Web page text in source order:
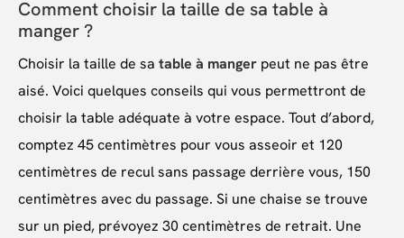
Comment choisir la taille de sa table à
manger ?
Choisir la taille de sa table à manger peut ne pas être
aisé. Voici quelques conseils qui vous permettront de
choisir la table adéquate à votre espace. Tout d’abord,
comptez 45 centimètres pour vous asseoir et 120
centimètres de recul sans passage derrière vous, 150
centimètres avec du passage. Si une chaise se trouve
sur un pied, prévoyez 30 centimètres de retrait. Une